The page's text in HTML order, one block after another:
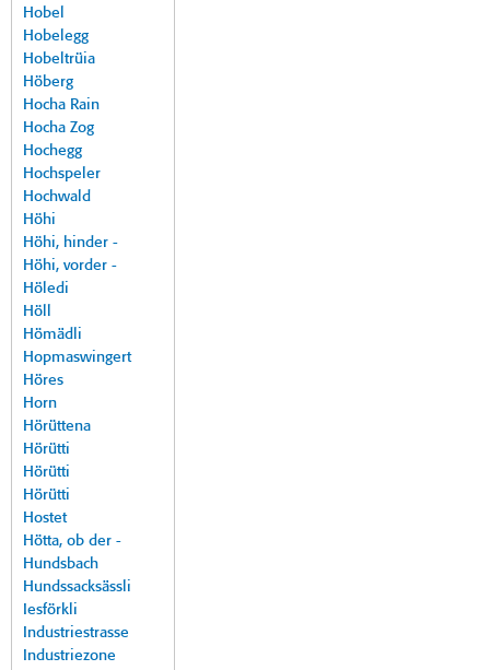
Hobel
Hobelegg
Hobeltrüia
Höberg
Hocha Rain
Hocha Zog
Hochegg
Hochspeler
Hochwald
Höhi
Höhi, hinder -
Höhi, vorder -
Höledi
Höll
Hömädli
Hopmaswingert
Höres
Horn
Hörüttena
Hörütti
Hörütti
Hörütti
Hostet
Hötta, ob der -
Hundsbach
Hundssacksässli
Iesförkli
Industriestrasse
Industriezone